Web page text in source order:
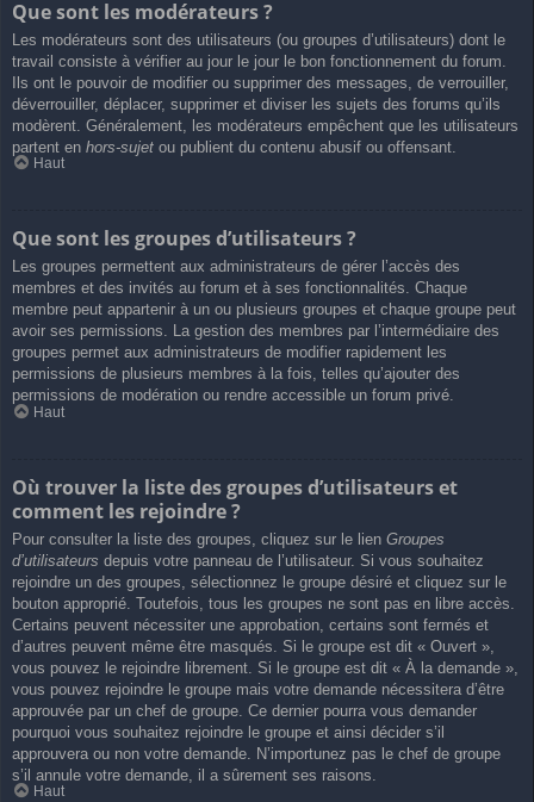
Que sont les modérateurs ?
Les modérateurs sont des utilisateurs (ou groupes d’utilisateurs) dont le
travail consiste à vérifier au jour le jour le bon fonctionnement du forum.
Ils ont le pouvoir de modifier ou supprimer des messages, de verrouiller,
déverrouiller, déplacer, supprimer et diviser les sujets des forums qu’ils
modèrent. Généralement, les modérateurs empêchent que les utilisateurs
partent en hors-sujet ou publient du contenu abusif ou offensant.
Haut
Que sont les groupes d’utilisateurs ?
Les groupes permettent aux administrateurs de gérer l’accès des
membres et des invités au forum et à ses fonctionnalités. Chaque
membre peut appartenir à un ou plusieurs groupes et chaque groupe peut
avoir ses permissions. La gestion des membres par l’intermédiaire des
groupes permet aux administrateurs de modifier rapidement les
permissions de plusieurs membres à la fois, telles qu’ajouter des
permissions de modération ou rendre accessible un forum privé.
Haut
Où trouver la liste des groupes d’utilisateurs et
comment les rejoindre ?
Pour consulter la liste des groupes, cliquez sur le lien Groupes
d’utilisateurs depuis votre panneau de l’utilisateur. Si vous souhaitez
rejoindre un des groupes, sélectionnez le groupe désiré et cliquez sur le
bouton approprié. Toutefois, tous les groupes ne sont pas en libre accès.
Certains peuvent nécessiter une approbation, certains sont fermés et
d’autres peuvent même être masqués. Si le groupe est dit « Ouvert »,
vous pouvez le rejoindre librement. Si le groupe est dit « À la demande »,
vous pouvez rejoindre le groupe mais votre demande nécessitera d’être
approuvée par un chef de groupe. Ce dernier pourra vous demander
pourquoi vous souhaitez rejoindre le groupe et ainsi décider s’il
approuvera ou non votre demande. N’importunez pas le chef de groupe
s’il annule votre demande, il a sûrement ses raisons.
Haut